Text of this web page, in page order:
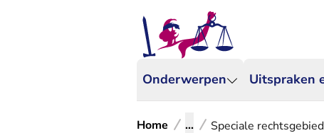
Onderwerpen Uitspraken
Home ... Speciale